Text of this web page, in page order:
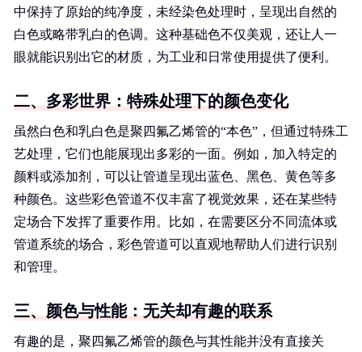
中保持了原始的纯净度，未经染色处理时，呈现出自然的
白色或略带乳白的色调。这种基础色不仅美观，还让人一
眼就能识别出它的材质，为工业和日常使用提供了便利。
二、多彩世界：特殊处理下的颜色变化
虽然白色和乳白色是聚四氟乙烯管的“本色”，但通过特殊工
艺处理，它们也能展现出多彩的一面。例如，加入特定的
颜料或添加剂，可以让管道呈现出蓝色、黑色、黄色等多
种颜色。这些彩色管道不仅丰富了视觉效果，还在某些特
定场合下发挥了重要作用。比如，在需要区分不同流体或
管道系统的场合，彩色管道可以直观地帮助人们进行识别
和管理。
三、颜色与性能：无关却有趣的联系
有趣的是，聚四氟乙烯管的颜色与其性能并没有直接关